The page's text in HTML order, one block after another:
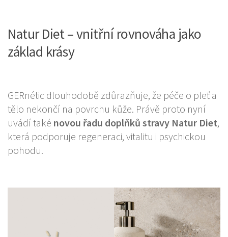
Natur Diet – vnitřní rovnováha jako
základ krásy
GERnétic dlouhodobě zdůrazňuje, že péče o pleť a
tělo nekončí na povrchu kůže. Právě proto nyní
uvádí také novou řadu doplňků stravy Natur Diet,
která podporuje regeneraci, vitalitu i psychickou
pohodu.